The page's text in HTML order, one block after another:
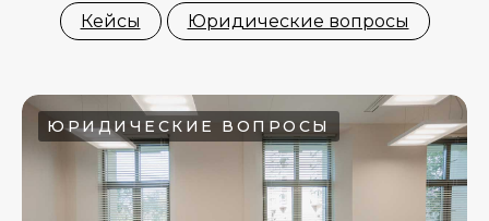
Кейсы Юридические вопросы
ЮРИДИЧЕСКИЕ ВОПРОСЫ